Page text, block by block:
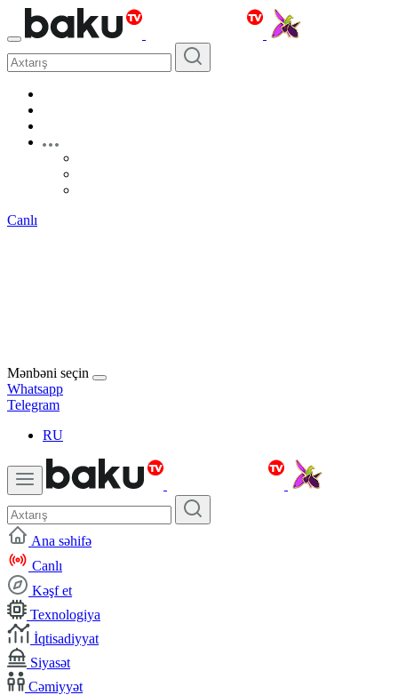
Canlı
Mənbəni seçin
Whatsapp
Telegram
RU
Ana səhifə
Canlı
Kəşf et
Texnologiya
İqtisadiyyat
Siyasət
Cəmiyyət